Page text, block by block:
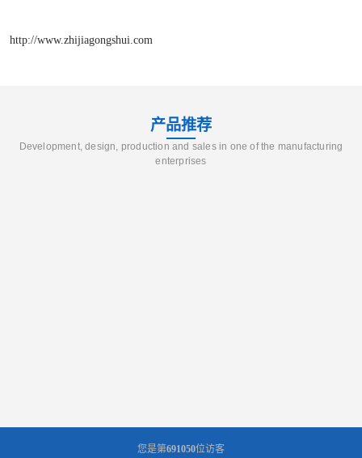
http://www.zhijiagongshui.com
产品推荐
Development, design, production and sales in one of the manufacturing
enterprises
您是第691050位访客